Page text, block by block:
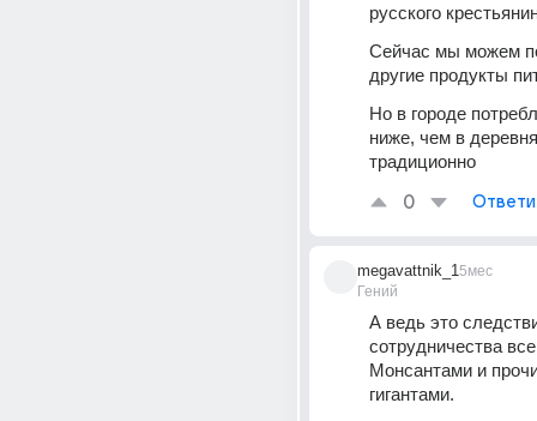
русского
Сейчас мы можем
другие продукты
Но в городе
ниже, чем в
традиционно
0
megavattnik_1
Гений
5мес
А ведь это
сотрудничества
Монсантами и
гигантами.